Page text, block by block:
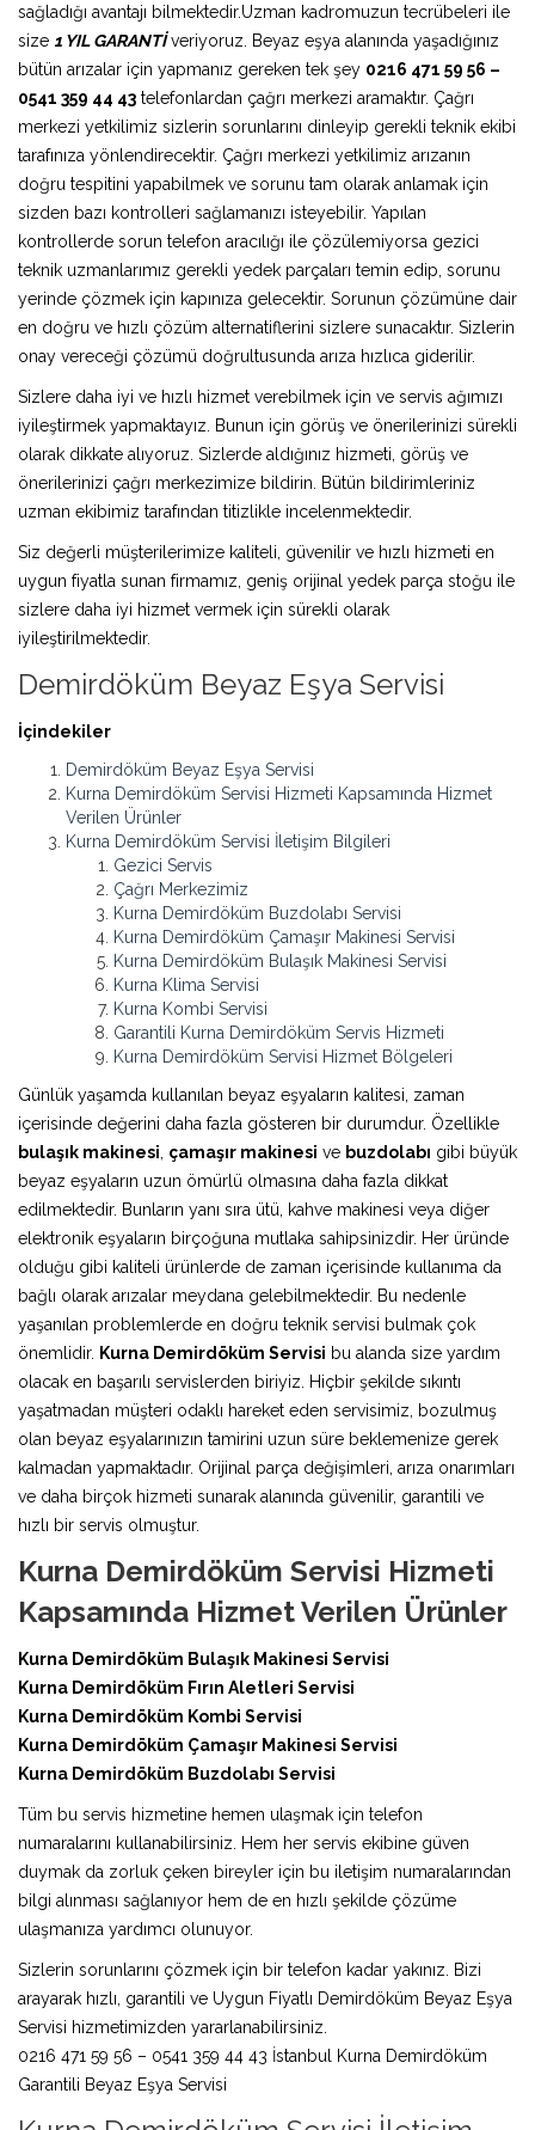
sağladığı avantajı bilmektedir.Uzman kadromuzun tecrübeleri ile
size 1 YIL GARANTİveriyoruz. Beyaz eşya alanında yaşadığınız
bütün arızalar için yapmanız gereken tek şey 0216 471 59 56 –
0541 359 44 43 telefonlardan çağrı merkezi aramaktır. Çağrı
merkezi yetkilimiz sizlerin sorunlarını dinleyip gerekli teknik ekibi
tarafınıza yönlendirecektir. Çağrı merkezi yetkilimiz arızanın
doğru tespitini yapabilmek ve sorunu tam olarak anlamak için
sizden bazı kontrolleri sağlamanızı isteyebilir. Yapılan
kontrollerde sorun telefon aracılığı ile çözülemiyorsa gezici
teknik uzmanlarımız gerekli yedek parçaları temin edip, sorunu
yerinde çözmek için kapınıza gelecektir. Sorunun çözümüne dair
en doğru ve hızlı çözüm alternatiflerini sizlere sunacaktır. Sizlerin
onay vereceği çözümü doğrultusunda arıza hızlıca giderilir.
Sizlere daha iyi ve hızlı hizmet verebilmek için ve servis ağımızı
iyileştirmek yapmaktayız. Bunun için görüş ve önerilerinizi sürekli
olarak dikkate alıyoruz. Sizlerde aldığınız hizmeti, görüş ve
önerilerinizi çağrı merkezimize bildirin. Bütün bildirimleriniz
uzman ekibimiz tarafından titizlikle incelenmektedir.
Siz değerli müşterilerimize kaliteli, güvenilir ve hızlı hizmeti en
uygun fiyatla sunan firmamız, geniş orijinal yedek parça stoğu ile
sizlere daha iyi hizmet vermek için sürekli olarak
iyileştirilmektedir.
Demirdöküm Beyaz Eşya Servisi
İçindekiler
Demirdöküm Beyaz Eşya Servisi
Kurna Demirdöküm Servisi Hizmeti Kapsamında Hizmet
Verilen Ürünler
Kurna Demirdöküm Servisi İletişim Bilgileri
Gezici Servis
Çağrı Merkezimiz
Kurna Demirdöküm Buzdolabı Servisi
Kurna Demirdöküm Çamaşır Makinesi Servisi
Kurna Demirdöküm Bulaşık Makinesi Servisi
Kurna Klima Servisi
Kurna Kombi Servisi
Garantili Kurna Demirdöküm Servis Hizmeti
Kurna Demirdöküm Servisi Hizmet Bölgeleri
Günlük yaşamda kullanılan beyaz eşyaların kalitesi, zaman
içerisinde değerini daha fazla gösteren bir durumdur. Özellikle
bulaşık makinesi çamaşır makinesi ve buzdolabı gibi büyük
beyaz eşyaların uzun ömürlü olmasına daha fazla dikkat
edilmektedir. Bunların yanı sıra ütü, kahve makinesi veya diğer
elektronik eşyaların birçoğuna mutlaka sahipsinizdir. Her üründe
olduğu gibi kaliteli ürünlerde de zaman içerisinde kullanıma da
bağlı olarak arızalar meydana gelebilmektedir. Bu nedenle
yaşanılan problemlerde en doğru teknik servisi bulmak çok
önemlidir. Kurna Demirdöküm Servisi bu alanda size yardım
olacak en başarılı servislerden biriyiz. Hiçbir şekilde sıkıntı
yaşatmadan müşteri odaklı hareket eden servisimiz, bozulmuş
olan beyaz eşyalarınızın tamirini uzun süre beklemenize gerek
kalmadan yapmaktadır. Orijinal parça değişimleri, arıza onarımları
ve daha birçok hizmeti sunarak alanında güvenilir, garantili ve
hızlı bir servis olmuştur.
Kurna Demirdöküm Servisi Hizmeti
Kapsamında Hizmet Verilen Ürünler
Kurna Demirdöküm Bulaşık Makinesi Servisi
Kurna Demirdöküm Fırın Aletleri Servisi
Kurna Demirdöküm Kombi Servisi
Kurna Demirdöküm Çamaşır Makinesi Servisi
Kurna Demirdöküm Buzdolabı Servisi
Tüm bu servis hizmetine hemen ulaşmak için telefon
numaralarını kullanabilirsiniz. Hem her servis ekibine güven
duymak da zorluk çeken bireyler için bu iletişim numaralarından
bilgi alınması sağlanıyor hem de en hızlı şekilde çözüme
ulaşmanıza yardımcı olunuyor.
Sizlerin sorunlarını çözmek için bir telefon kadar yakınız. Bizi
arayarak hızlı, garantili ve Uygun Fiyatlı Demirdöküm Beyaz Eşya
Servisi hizmetimizden yararlanabilirsiniz.
0216 471 59 56 – 0541 359 44 43 İstanbul Kurna Demirdöküm
Garantili Beyaz Eşya Servisi